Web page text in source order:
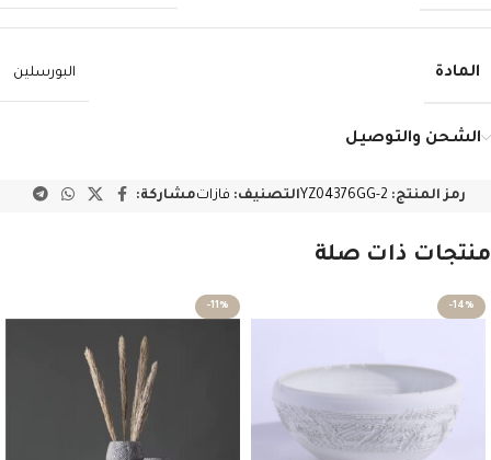
المادة البورسلين
الشحن والتوصيل
رمز المنتج: YZ04376GG-2التصنيف: فازاتمشاركة:
منتجات ذات صلة
-14%
-11%